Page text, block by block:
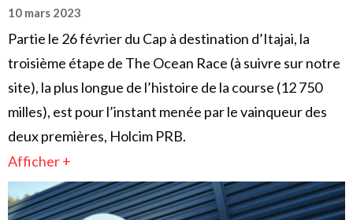
10 mars 2023
Partie le 26 février du Cap à destination d’Itajai, la
troisième étape de The Ocean Race (à suivre sur notre
site), la plus longue de l’histoire de la course (12 750
milles), est pour l’instant menée par le vainqueur des
deux premières, Holcim PRB.
Afficher +